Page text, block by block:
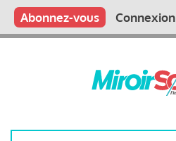
Aller
contenu
Main
Qui sommes nous ?
Vous publiez
Nous publions
Contactez-nous
Abonnez-vous Connexion